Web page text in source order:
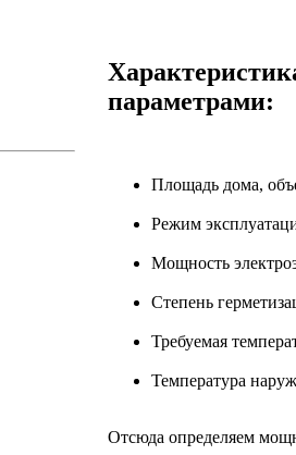
параметрами:
Площадь дома,
Режим
Мощность
Степень
Требуемая
Температура
Отсюда определяем